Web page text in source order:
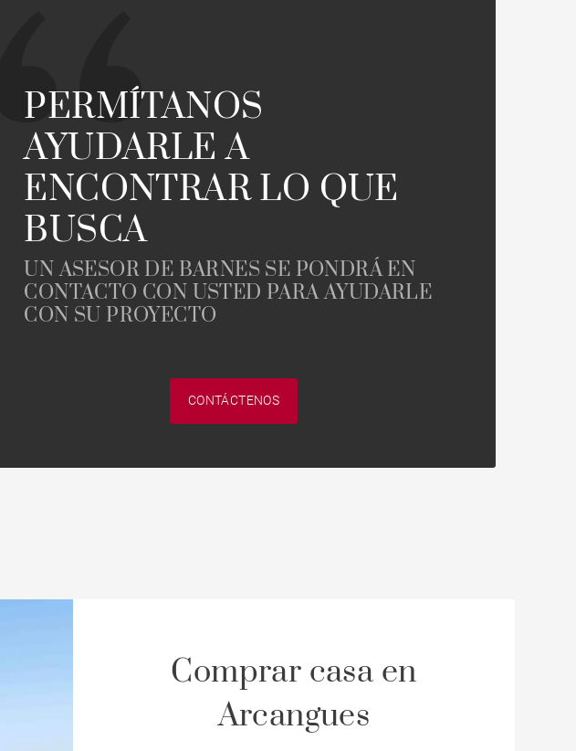
PERMÍTANOS
AYUDARLE A
ENCONTRAR LO QUE
BUSCA
UN ASESOR DE BARNES SE PONDRÁ EN
CONTACTO CON USTED PARA AYUDARLE
CON SU PROYECTO
CONTÁCTENOS
Comprar casa en
Arcangues